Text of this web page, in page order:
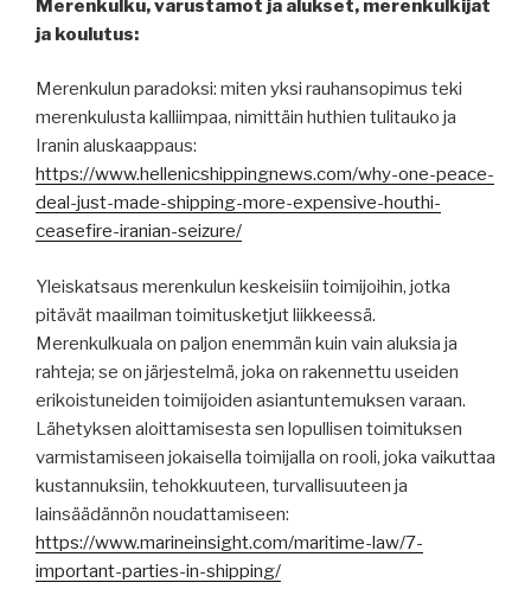
Merenkulku, varustamot ja alukset, merenkulkijat
ja koulutus:
Merenkulun paradoksi: miten yksi rauhansopimus teki
merenkulusta kalliimpaa, nimittäin huthien tulitauko ja
Iranin aluskaappaus:
https://www.hellenicshippingnews.com/why-one-peace-
deal-just-made-shipping-more-expensive-houthi-
ceasefire-iranian-seizure/
Yleiskatsaus merenkulun keskeisiin toimijoihin, jotka
pitävät maailman toimitusketjut liikkeessä.
Merenkulkuala on paljon enemmän kuin vain aluksia ja
rahteja; se on järjestelmä, joka on rakennettu useiden
erikoistuneiden toimijoiden asiantuntemuksen varaan.
Lähetyksen aloittamisesta sen lopullisen toimituksen
varmistamiseen jokaisella toimijalla on rooli, joka vaikuttaa
kustannuksiin, tehokkuuteen, turvallisuuteen ja
lainsäädännön noudattamiseen:
https://www.marineinsight.com/maritime-law/7-
important-parties-in-shipping/